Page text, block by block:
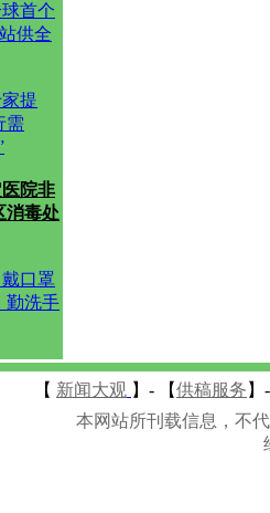
首个
供全
提
需
院非
消毒处
口罩
勤洗手
【 新闻大观 】- 【供稿服务 】-
本网站所刊载信息，不